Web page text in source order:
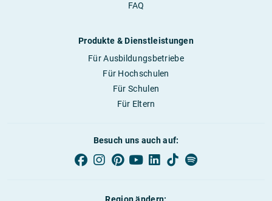
FAQ
Produkte & Dienstleistungen
Für Ausbildungsbetriebe
Für Hochschulen
Für Schulen
Für Eltern
Besuch uns auch auf:
Region ändern: